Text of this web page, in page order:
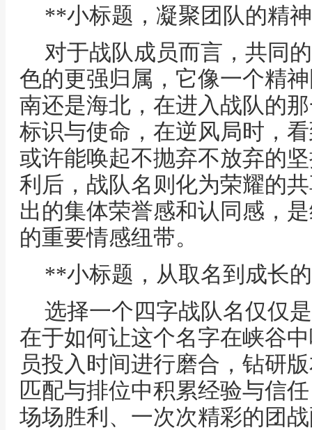
**小标题，凝聚团队的精
对于战队成员而言，共同
色的更强归属，它像一个精
南还是海北，在进入战队的
标识与使命，在逆风局时，
或许能唤起不抛弃不放弃的
利后，战队名则化为荣耀的
出的集体荣誉感和认同感，
的重要情感纽带。
**小标题，从取名到成长
选择一个四字战队名仅仅
在于如何让这个名字在峡谷
员投入时间进行磨合，钻研
匹配与排位中积累经验与信
场场胜利、一次次精彩的团